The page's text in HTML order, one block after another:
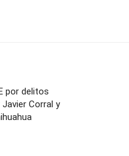
por delitos
Corral y